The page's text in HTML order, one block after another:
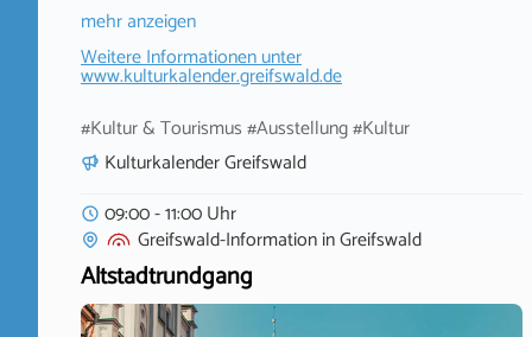
mehr anzeigen
Weitere Informationen unter
www.kulturkalender.greifswald.de
#Kultur & Tourismus #Ausstellung #Kultur
Kulturkalender Greifswald
09:00 - 11:00 Uhr
Greifswald-InformationinGreifswald
Altstadtrundgang